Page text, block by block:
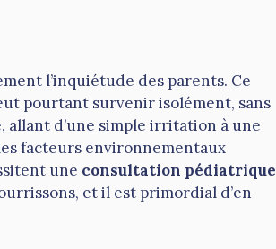
l’inquiétude des parents. Ce
pourtant survenir isolément, sans
d’une simple irritation à une
facteurs environnementaux
une consultation pédiatrique
et il est primordial d’en